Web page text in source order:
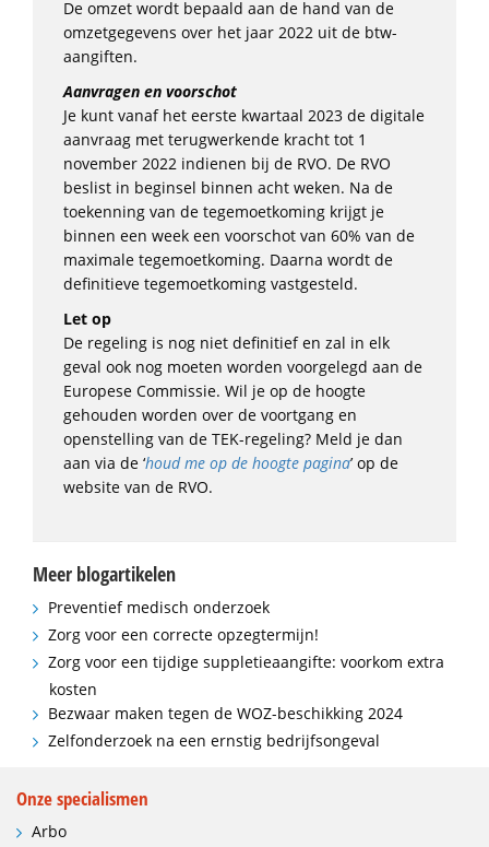
De omzet wordt bepaald aan de hand van de
omzetgegevens over het jaar 2022 uit de btw-
aangiften.
Aanvragen en voorschot
Je kunt vanaf het eerste kwartaal 2023 de digitale
aanvraag met terugwerkende kracht tot 1
november 2022 indienen bij de RVO. De RVO
beslist in beginsel binnen acht weken. Na de
toekenning van de tegemoetkoming krijgt je
binnen een week een voorschot van 60% van de
maximale tegemoetkoming. Daarna wordt de
definitieve tegemoetkoming vastgesteld.
Let op
De regeling is nog niet definitief en zal in elk
geval ook nog moeten worden voorgelegd aan de
Europese Commissie. Wil je op de hoogte
gehouden worden over de voortgang en
openstelling van de TEK-regeling? Meld je dan
aan via de ‘houd me op de hoogte pagina’ op de
website van de RVO.
Meer blogartikelen
Preventief medisch onderzoek
Zorg voor een correcte opzegtermijn!
Zorg voor een tijdige suppletieaangifte: voorkom extra
kosten
Bezwaar maken tegen de WOZ-beschikking 2024
Zelfonderzoek na een ernstig bedrijfsongeval
Onze specialismen
Arbo